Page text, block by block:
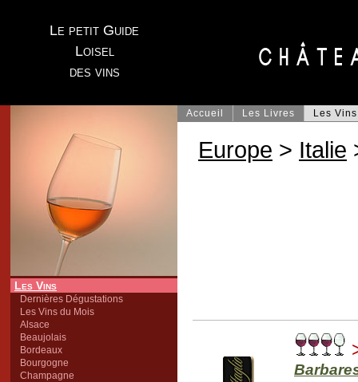
Le petit Guide
Loisel
des vins
Les Vins
Dernières Dégustations
Les Vins du Mois
Alsace
Beaujolais
Bordeaux
Bourgogne
Champagne
Accueil Les Livres Les Vins
Europe > Italie